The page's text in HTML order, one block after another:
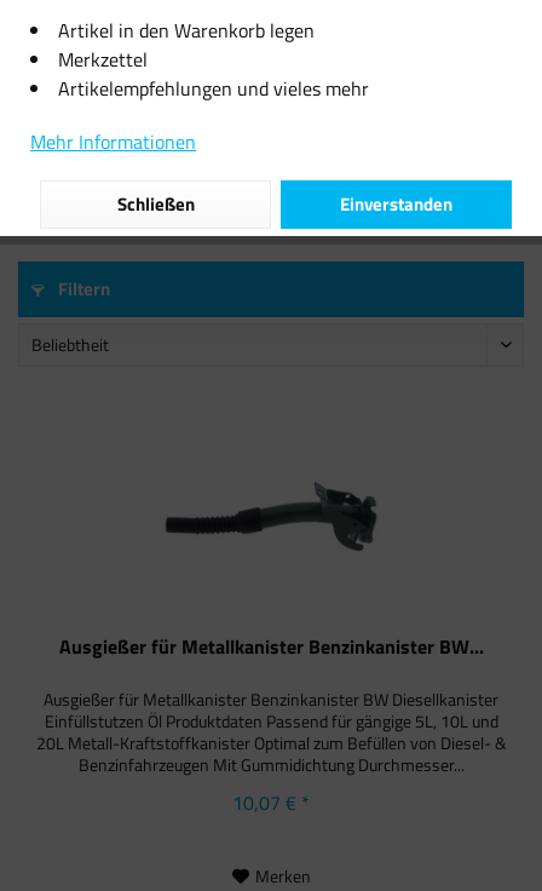
Ausgießer für Metallkanister
Fit4Blackout CLO2 100...
20,16 € *
Filtern
Ausgießer für Metallkanister Benzinkanister BW...
Ausgießer für Metallkanister Benzinkanister BW Diesellkanister
Einfüllstutzen Öl Produktdaten Passend für gängige 5L, 10L und
20L Metall-Kraftstoffkanister Optimal zum Befüllen von Diesel- &
Benzinfahrzeugen Mit Gummidichtung Durchmesser...
10,07 € *
Merken
Artikel in den Warenkorb legen
Merkzettel
Artikelempfehlungen und vieles mehr
Mehr Informationen
Einverstanden
Schließen